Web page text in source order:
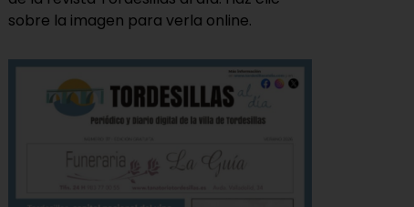
sobre la imagen para verla online.